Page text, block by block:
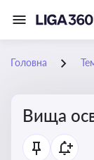
Головна
Вища